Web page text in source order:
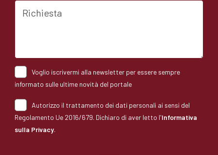
Richiesta
Voglio iscrivermi alla newsletter per essere sempre
informato sulle ultime novità del portale
Autorizzo il trattamento dei dati personali ai sensi del
Regolamento Ue 2016/679. Dichiaro di aver letto l'Informativa
sulla Privacy.